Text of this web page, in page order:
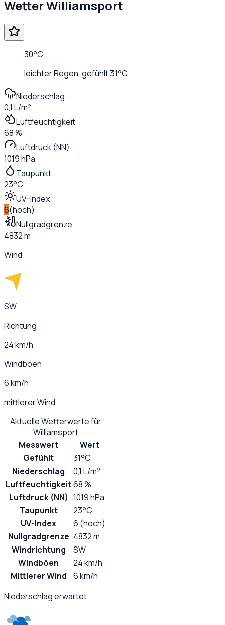
WetterWilliamsport
30°C
leichter Regen, gefühlt31°C
Niederschlag
0,1 L/m²
Luftfeuchtigkeit
68 %
Luftdruck (NN)
1019 hPa
Taupunkt
23°C
UV-Index
6(hoch)
Nullgradgrenze
4832 m
Wind
SW
Richtung
24 km/h
Windböen
6 km/h
mittlerer Wind
Aktuelle Wetterwerte für
Williamsport
Messwert
Wert
Gefühlt
31°C
Niederschlag
0,1 L/m²
Luftfeuchtigkeit68 %
Luftdruck (NN) 1019 hPa
Taupunkt
23°C
UV-Index
6 (hoch)
Nullgradgrenze 4832 m
Windrichtung
SW
Windböen
24 km/h
Mittlerer Wind
6 km/h
Niederschlag erwartet